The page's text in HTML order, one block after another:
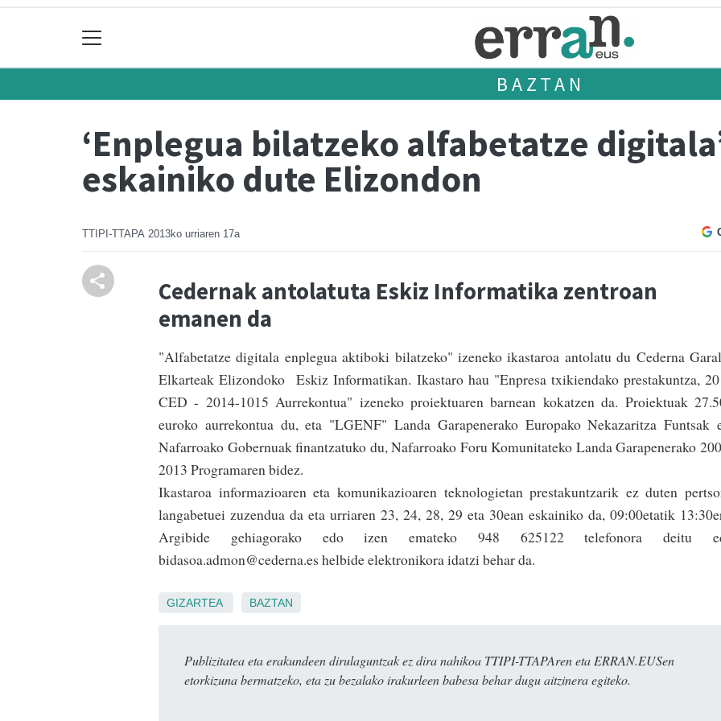
BAZTAN
‘Enplegua bilatzeko alfabetatze
eskainiko dute Elizondon
TTIPI-TTAPA 2013ko urriaren 17a
Cedernak antolatuta Eskiz Informatika zentroan
emanen da
"Alfabetatze digitala enplegua aktiboki bila­tzeko" izeneko ikastaroa antolatu du Cederna
Elkarteak Elizondoko Eskiz Informatikan. Ikastaro hau "Enpresa txikiendako prestakuntza,
CED - 2014-1015 Aurrekontua" izeneko proiektuaren barnean kokatzen da. Proiektuak
euroko aurrekontua du, eta "LGENF" Landa Garapenerako Europako Nekazaritza Funtsak
Nafarroako Gobernuak finantzatuko du, Nafa­rroako Foru Komunitateko Landa Garapenerako
2013 Programaren bidez.
Ikastaroa informazioaren eta komunikazioaren teknologietan prestakuntzarik ez duten
langabetuei zuzendua da eta urria­ren 23, 24, 28, 29 eta 30ean eskainiko da, 09:00etatik
Argibide gehiagorako edo izen emateko 948 625122 telefonora deitu
bidasoa.admon@cederna.es helbide elektronikora idatzi behar da.
GIZARTEA BAZTAN
Publizitatea eta erakundeen dirulaguntzak ez dira nahikoa TTIPI-TTAPAren eta ERRAN.EUSen
etorkizuna bermatzeko, eta zu bezalako irakurleen babesa behar dugu aitzinera egiteko.